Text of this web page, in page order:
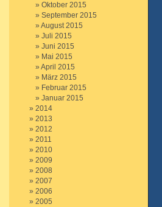
Oktober 2015
September 2015
August 2015
Juli 2015
Juni 2015
Mai 2015
April 2015
März 2015
Februar 2015
Januar 2015
2014
2013
2012
2011
2010
2009
2008
2007
2006
2005